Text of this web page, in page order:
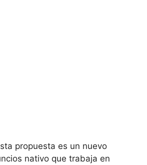
propuesta es un nuevo
nativo que trabaja en